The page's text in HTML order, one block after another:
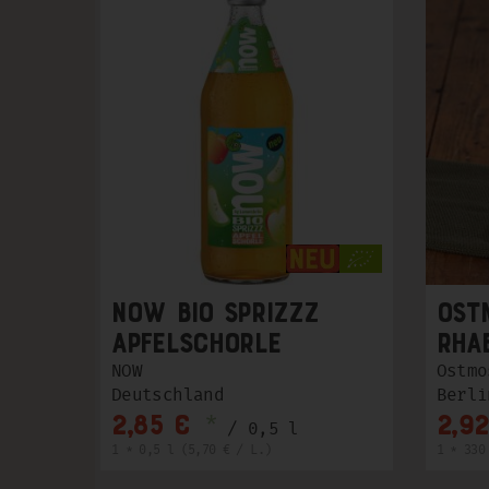
now Bio Sprizzz
Apfelschorle
NOW
Deutschland
2,85 € / 0,5 l